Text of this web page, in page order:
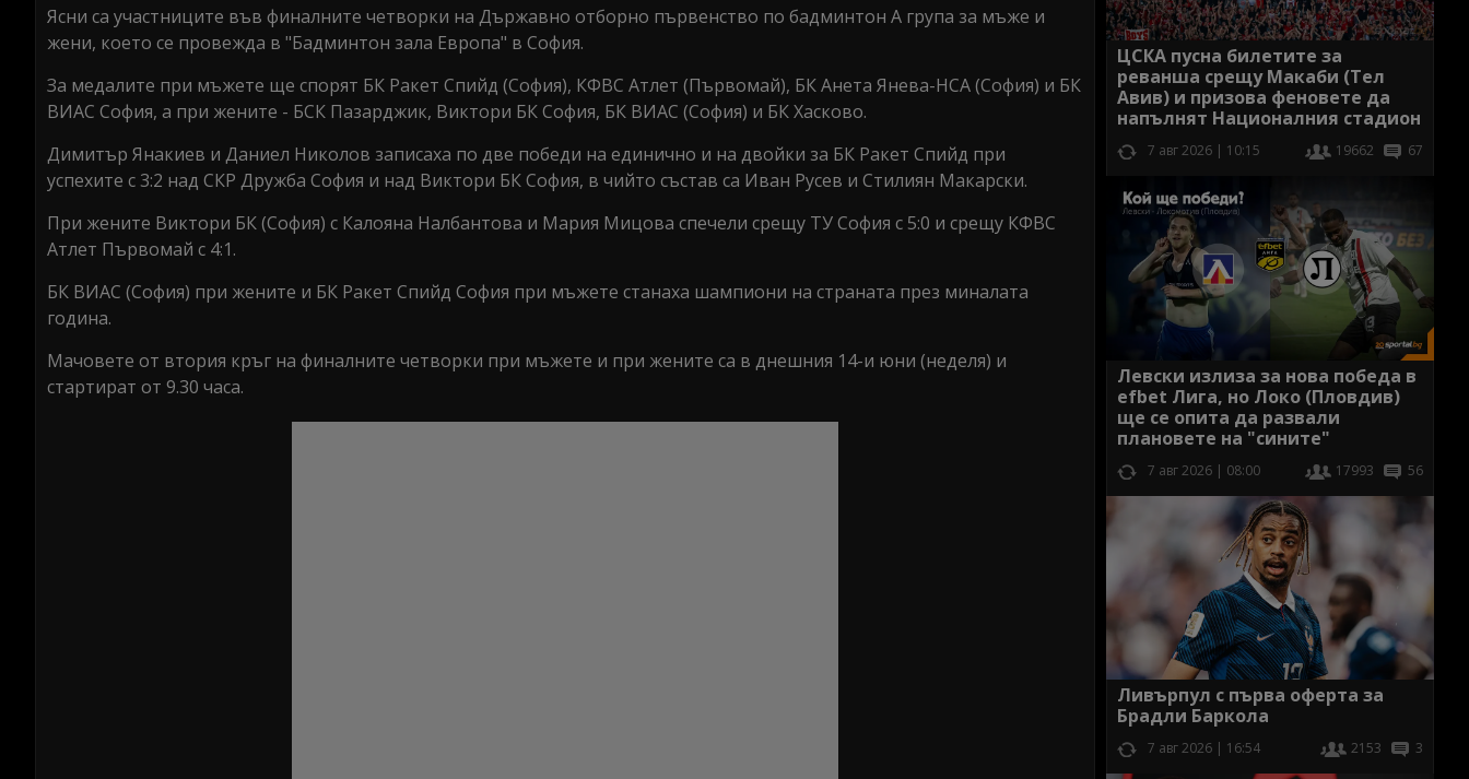
Ясни са участниците във финалните четворки на Държавно отборно първенство по бадминтон А група за мъже и
жени, което се провежда в "Бадминтон зала Европа" в София.
За медалите при мъжете ще спорят БК Ракет Спийд (София), КФВС Атлет (Първомай), БК Анета Янева-НСА (София) и БК
ВИАС София, а при жените - БСК Пазарджик, Виктори БК София, БК ВИАС (София) и БК Хасково.
Димитър Янакиев и Даниел Николов записаха по две победи на единично и на двойки за БК Ракет Спийд при
успехите с 3:2 над СКР Дружба София и над Виктори БК София, в чийто състав са Иван Русев и Стилиян Макарски.
При жените Виктори БК (София) с Калояна Налбантова и Мария Мицова спечели срещу ТУ София с 5:0 и срещу КФВС
Атлет Първомай с 4:1.
БК ВИАС (София) при жените и БК Ракет Спийд София при мъжете станаха шампиони на страната през миналата
година.
Мачовете от втория кръг на финалните четворки при мъжете и при жените са в днешния 14-и юни (неделя) и
стартират от 9.30 часа.
ЦСКА пусна билетите за
реванша срещу Макаби (Тел
Авив) и призова феновете да
напълнят Националния стадион
7 авг 2026 | 10:15 19662 67
Левски излиза за нова победа в
efbet Лига, но Локо (Пловдив)
ще се опита да развали
плановете на "сините"
7 авг 2026 | 08:00 17993 56
Ливърпул с първа оферта за
Брадли Баркола
7 авг 2026 | 16:54 2153 3